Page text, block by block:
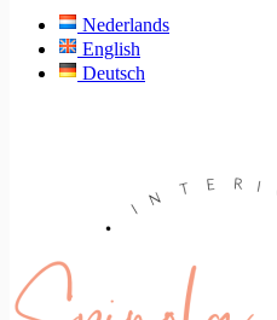
Nederlands
English
Deutsch